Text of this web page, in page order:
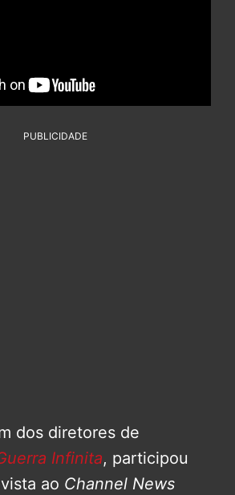
PUBLICIDADE
dos diretores de
Infinita, participou
ao Channel News